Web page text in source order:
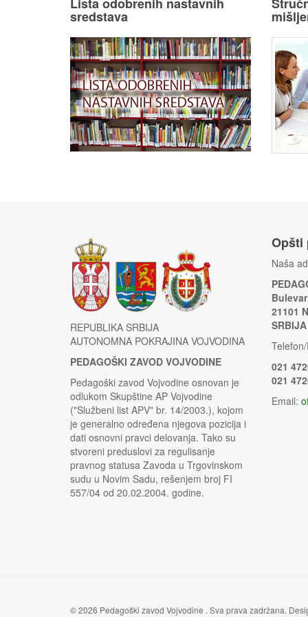
sredstava
REPUBLIKA SRBIJA
AUTONOMNA POKRAJINA VOJVODINA
PEDAGOŠKI ZAVOD VOJVODINE
Pedagoški zavod Vojvodine osnovan je
odlukom Skupštine AP Vojvodine
("Službeni list APV" br. 14/2003.), kojom
je generalno određena njegova pozicija i
dati osnovni pravci delovanja. Tako su
stvoreni preduslovi za regulisanje
pravnog statusa Zavoda u Trgovinskom
sudu u Novim Sadu, rešenjem broj FI
557/04 od 20.02.2004. godine.
Opšti
Naša
21101
SRBIJA
021
021
Email:
© 2026 Pedagoški zavod Vojvodine . Sva prava zadržana.